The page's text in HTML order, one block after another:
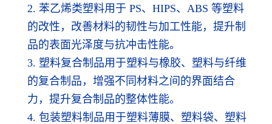
2. 苯乙烯类塑料用于 PS、HIPS、ABS 等塑料
的改性，改善材料的韧性与加工性能，提升制
品的表面光泽度与抗冲击性能。
3. 塑料复合制品用于塑料与橡胶、塑料与纤维
的复合制品，增强不同材料之间的界面结合
力，提升复合制品的整体性能。
4. 包装塑料制品用于塑料薄膜、塑料袋、塑料